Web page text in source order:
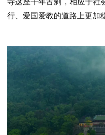
寺这座千年古刹，相应于社
行、爱国爱教的道路上更加